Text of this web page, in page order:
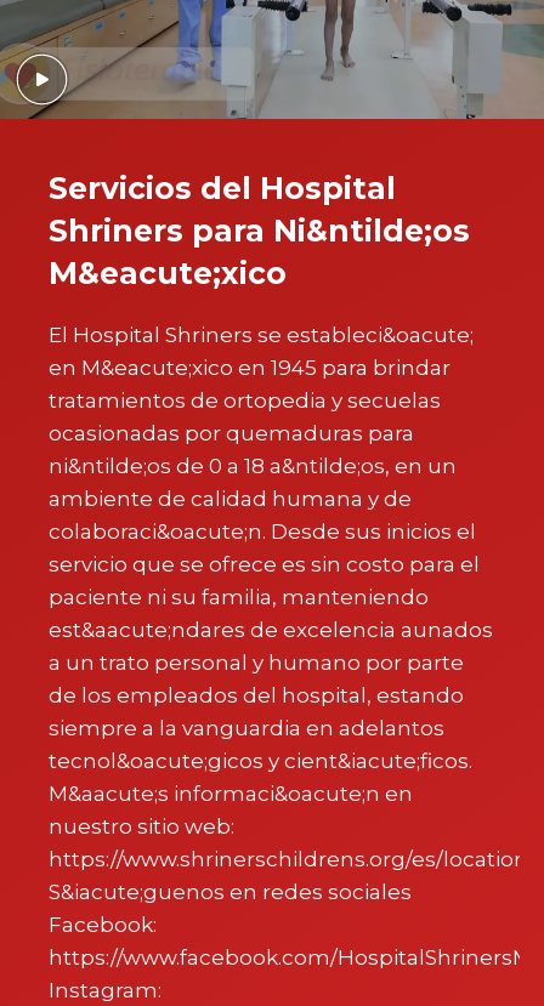
Servicios del Hospital
Shriners para Ni&ntilde;os
M&eacute;xico
El Hospital Shriners se estableci&oacute;
en M&eacute;xico en 1945 para brindar
tratamientos de ortopedia y secuelas
ocasionadas por quemaduras para
ni&ntilde;os de 0 a 18 a&ntilde;os, en un
ambiente de calidad humana y de
colaboraci&oacute;n. Desde sus inicios el
servicio que se ofrece es sin costo para el
paciente ni su familia, manteniendo
est&aacute;ndares de excelencia aunados
a un trato personal y humano por parte
de los empleados del hospital, estando
siempre a la vanguardia en adelantos
tecnol&oacute;gicos y cient&iacute;ficos.
M&aacute;s informaci&oacute;n en
nuestro sitio web:
https://www.shrinerschildrens.org/es/
S&iacute;guenos en redes sociales
Facebook:
https://www.facebook.com/
Instagram: